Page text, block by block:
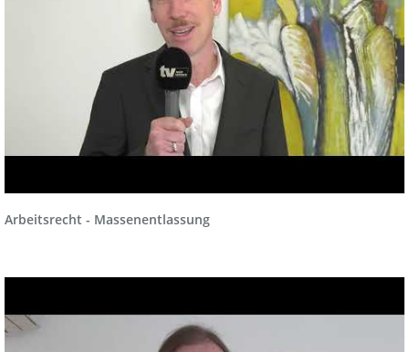
Arbeitsrecht - Massenentlassung